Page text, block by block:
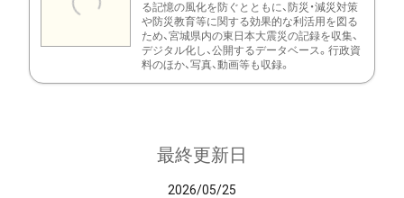
る記憶の風化を防ぐとともに、防災・減災対策
や防災教育等に関する効果的な利活用を図る
ため、宮城県内の東日本大震災の記録を収集、
デジタル化し、公開するデータベース。行政資
料のほか、写真、動画等も収録。
最終更新日
2026/05/25